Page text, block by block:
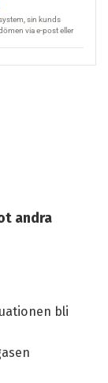
andra
bli